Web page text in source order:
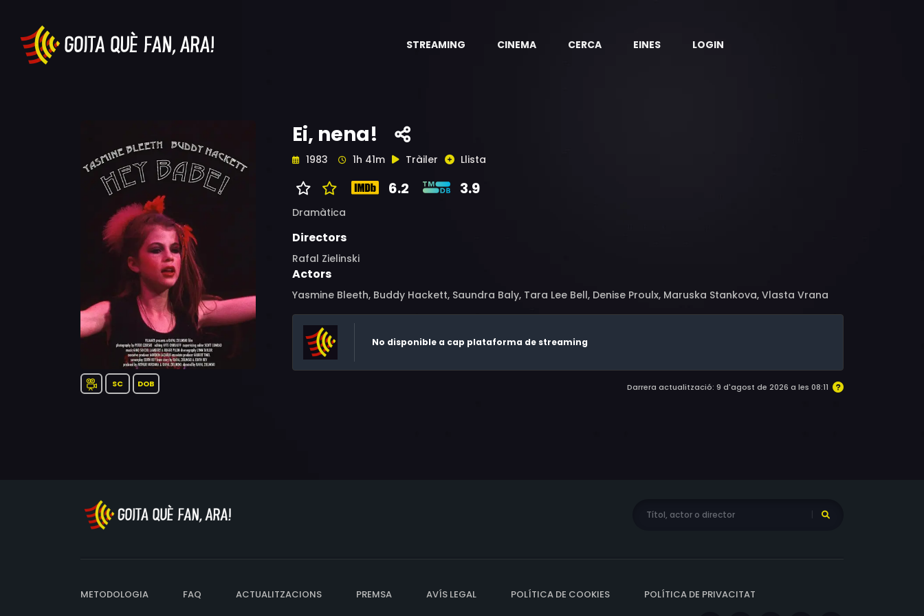
STREAMING CINEMA CERCA EINES LOGIN
SC DOB
Ei, nena!
1983 1h 41m Tràiler Llista
6.2 3.9
Dramàtica
Directors
Rafal Zielinski
Actors
Yasmine Bleeth, Buddy Hackett, Saundra Baly, Tara Lee Bell, Denise Proulx, Maruska Stankova, Vlasta Vrana
No disponible a cap plataforma de streaming
Darrera actualització: 9 d'agost de 2026 a les 08:11
METODOLOGIA FAQ ACTUALITZACIONS PREMSA AVÍS LEGAL POLÍTICA DE COOKIES POLÍTICA DE PRIVACITAT